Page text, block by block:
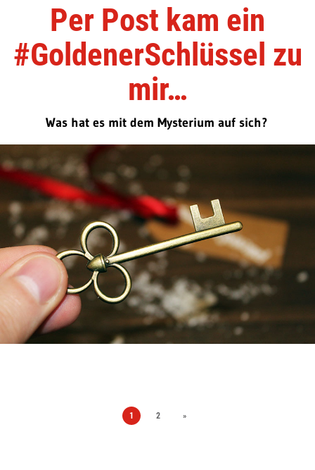
Per Post kam ein
#GoldenerSchlüssel zu
mir…
Was hat es mit dem Mysterium auf sich?
1 2 »